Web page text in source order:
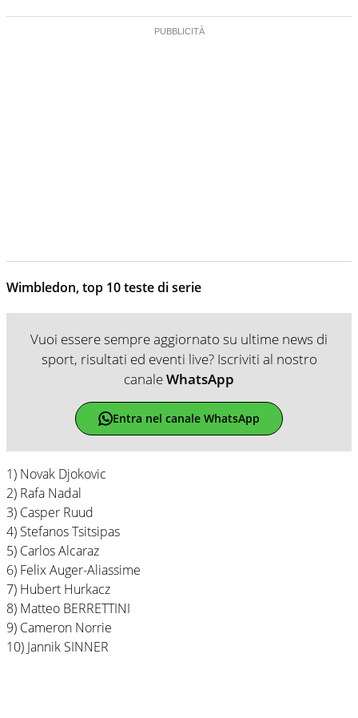
Wimbledon, top 10 teste di serie
Vuoi essere sempre aggiornato su ultime news di
sport, risultati ed eventi live? Iscriviti al nostro
canaleWhatsApp
Entra nel canale WhatsApp
1) Novak Djokovic
2) Rafa Nadal
3) Casper Ruud
4) Stefanos Tsitsipas
5) Carlos Alcaraz
6) Felix Auger-Aliassime
7) Hubert Hurkacz
8) Matteo BERRETTINI
9) Cameron Norrie
10) Jannik SINNER